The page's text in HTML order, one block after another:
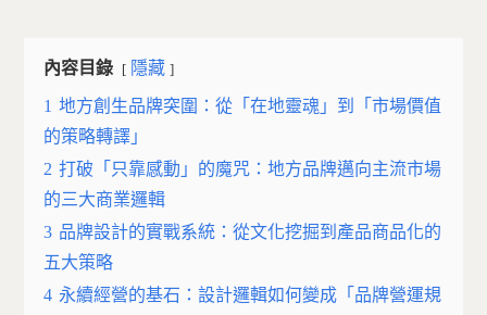
內容目錄 隱藏
1 地方創生品牌突圍：從「在地靈魂」到「市場價值
的策略轉譯」
2 打破「只靠感動」的魔咒：地方品牌邁向主流市場
的三大商業邏輯
3 品牌設計的實戰系統：從文化挖掘到產品商品化的
五大策略
4 永續經營的基石：設計邏輯如何變成「品牌營運規